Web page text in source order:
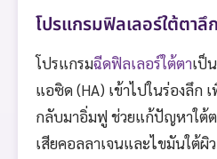
โปรแกรมฟิลเลอร์ใต้ตาลึก
โปรแกรมฉีดฟิลเลอร์ใต้ตาเป็
แอซิด (HA) เข้าไปในร่องลึก
กลับมาอิ่มฟู ช่วยแก้ปัญหาใต้
เสียคอลลาเจนและไขมันใต้ผิ